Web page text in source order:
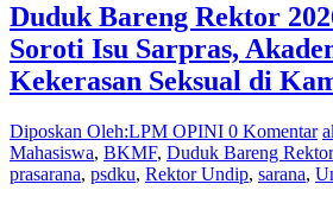
Duduk Bareng Rektor
Soroti Isu Sarpras,
Kekerasan Seksual di
Diposkan Oleh:LPM OPINI 0 Komentar
Mahasiswa, BKMF, Duduk Bareng Rektor
prasarana, psdku, Rektor Undip, sarana,